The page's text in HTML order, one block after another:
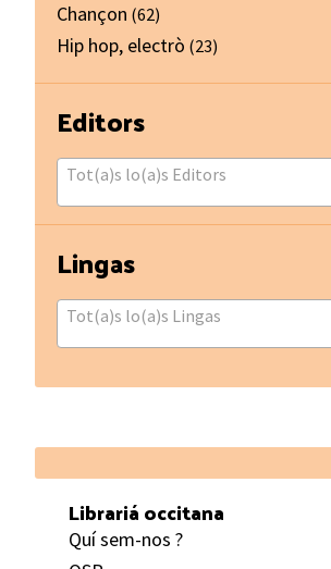
Chançon (62)
Hip hop, electrò (23)
Editors
Tot(a)s lo(a)s Editors
Lingas
Tot(a)s lo(a)s Lingas
Footer
Librariá occitana
Quí sem-nos ?